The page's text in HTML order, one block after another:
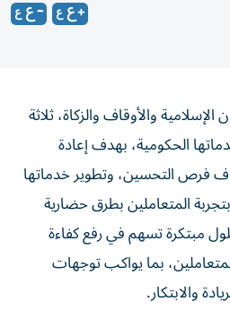
والأوقاف والزكاة، ثلاثة
الحكومية، بهدف إعادة
فرص التحسين، وتطوير خدماتها
المتعاملين بطرق حضارية
مبتكرة تسهم في رفع كفاءة
بما يواكب توجهات
والابتكار.